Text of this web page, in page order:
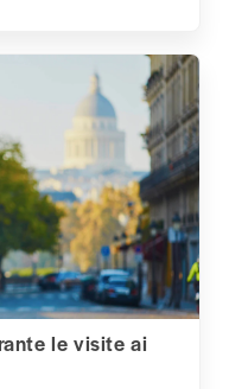
le visite ai